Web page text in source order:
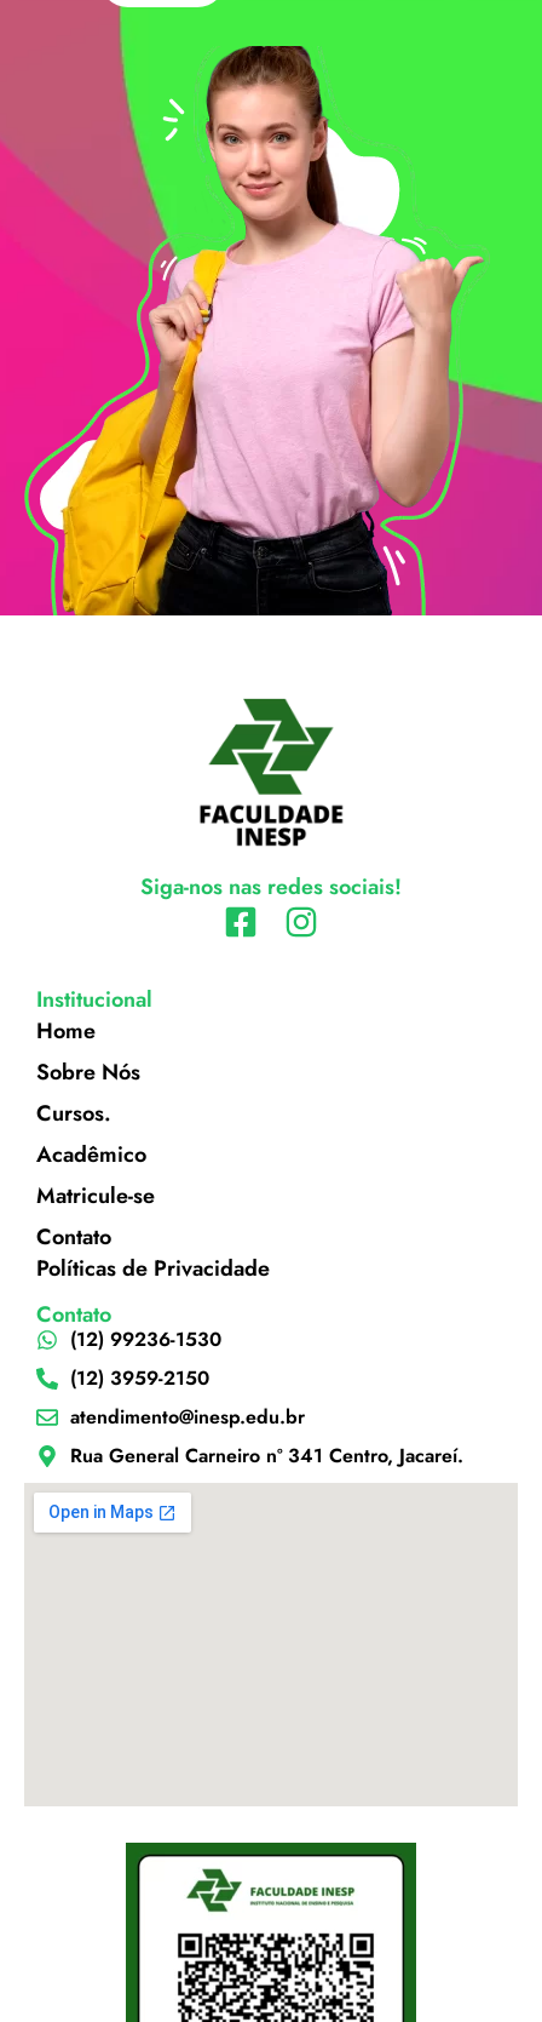
Siga-nos nas redes sociais!
Institucional
Home
Sobre Nós
Cursos.
Acadêmico
Matricule-se
Contato
Políticas de Privacidade
Contato
(12) 99236-1530
(12) 3959-2150
atendimento@inesp.edu.br
Rua General Carneiro nº 341 Centro, Jacareí.